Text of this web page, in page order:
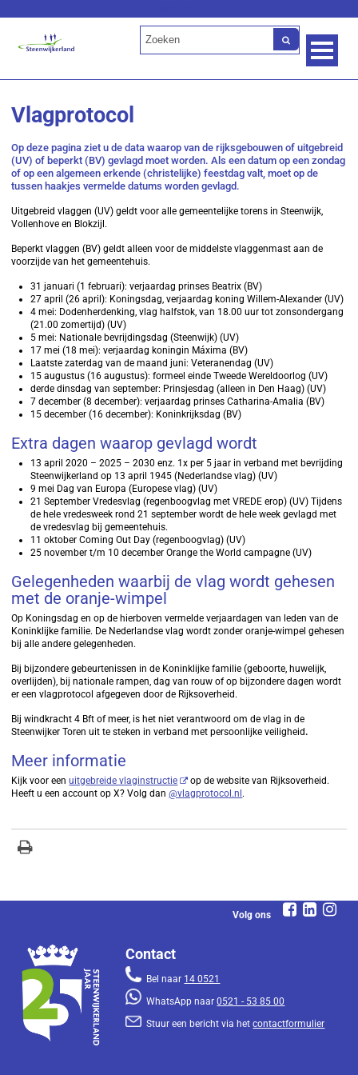
Vlagprotocol
Op deze pagina ziet u de data waarop van de rijksgebouwen of uitgebreid
(UV) of beperkt (BV) gevlagd moet worden. Als een datum op een zondag
of op een algemeen erkende (christelijke) feestdag valt, moet op de
tussen haakjes vermelde datums worden gevlagd.
Uitgebreid vlaggen (UV) geldt voor alle gemeentelijke torens in Steenwijk,
Vollenhove en Blokzijl.
Beperkt vlaggen (BV) geldt alleen voor de middelste vlaggenmast aan de
voorzijde van het gemeentehuis.
31 januari (1 februari): verjaardag prinses Beatrix (BV)
27 april (26 april): Koningsdag, verjaardag koning Willem-Alexander (UV)
4 mei: Dodenherdenking, vlag halfstok, van 18.00 uur tot zonsondergang
(21.00 zomertijd) (UV)
5 mei: Nationale bevrijdingsdag (Steenwijk) (UV)
17 mei (18 mei): verjaardag koningin Máxima (BV)
Laatste zaterdag van de maand juni: Veteranendag (UV)
15 augustus (16 augustus): formeel einde Tweede Wereldoorlog (UV)
derde dinsdag van september: Prinsjesdag (alleen in Den Haag) (UV)
7 december (8 december): verjaardag prinses Catharina-Amalia (BV)
15 december (16 december): Koninkrijksdag (BV)
Extra dagen waarop gevlagd wordt
13 april 2020 – 2025 – 2030 enz. 1x per 5 jaar in verband met bevrijding
Steenwijkerland op 13 april 1945 (Nederlandse vlag) (UV)
9 mei Dag van Europa (Europese vlag) (UV)
21 September Vredesvlag (regenboogvlag met VREDE erop) (UV) Tijdens
de hele vredesweek rond 21 september wordt de hele week gevlagd met
de vredesvlag bij gemeentehuis.
11 oktober Coming Out Day (regenboogvlag) (UV)
25 november t/m 10 december Orange the World campagne (UV)
Gelegenheden waarbij de vlag wordt gehesen
met de oranje-wimpel
Op Koningsdag en op de hierboven vermelde verjaardagen van leden van de
Koninklijke familie. De Nederlandse vlag wordt zonder oranje-wimpel gehesen
bij alle andere gelegenheden.
Bij bijzondere gebeurtenissen in de Koninklijke familie (geboorte, huwelijk,
overlijden), bij nationale rampen, dag van rouw of op bijzondere dagen wordt
er een vlagprotocol afgegeven door de Rijksoverheid.
Bij windkracht 4 Bft of meer, is het niet verantwoord om de vlag in de
Steenwijker Toren uit te steken in verband met persoonlijke veiligheid.
Meer informatie
Kijk voor eenuitgebreide vlaginstructie
op de website van Rijksoverheid.
Heeft u een account op X? Volg dan@vlagprotocol.nl .
Volg ons
Contact
Bel naar 14 0521
WhatsApp naar0521 - 53 85 00
Stuur een bericht via hetcontactformulier